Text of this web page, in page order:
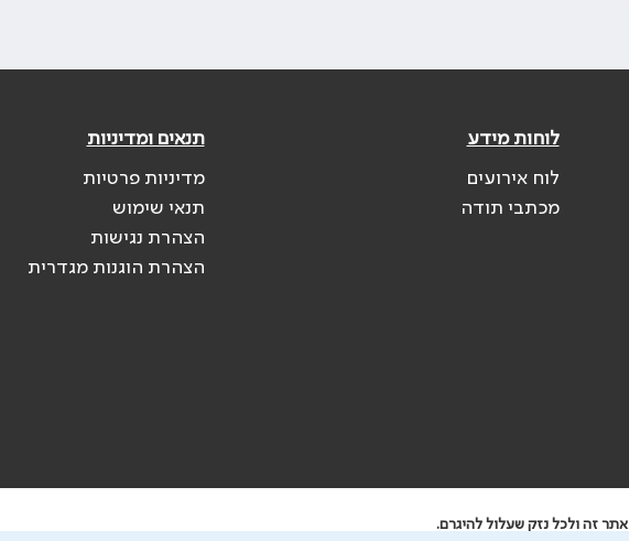
לוחות מידע
לוח אירועים
מכתבי תודה
תנאים ומדיניות
מדיניות פרטיות
תנאי שימוש
הצהרת נגישות
הצהרת הוגנות מגדרית
זה ולכל נזק שעלול להיגרם.